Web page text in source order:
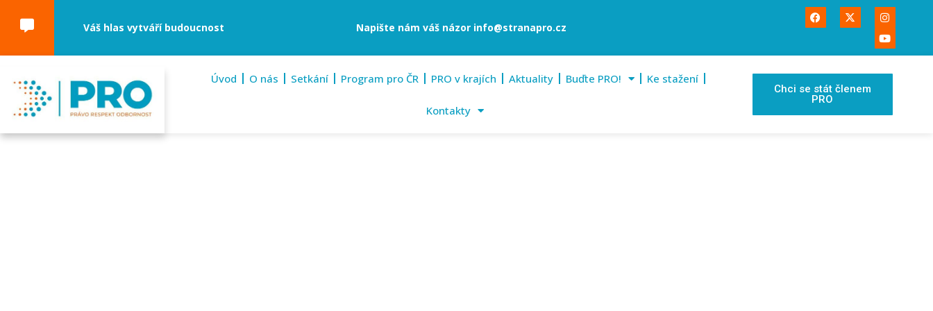
Váš hlas vytváří budoucnost Napište nám váš názor info@stranapro.cz
Úvod O nás Setkání Program pro ČR PRO v krajích Aktuality Buďte PRO! Ke stažení
Kontakty
Chci se stát členem
PRO